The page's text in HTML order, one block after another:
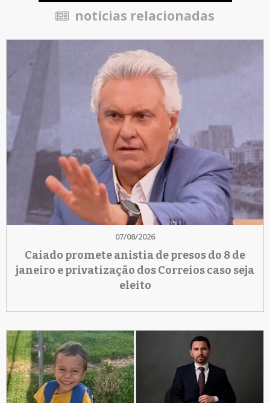
notícias relacionadas
07/08/2026
Caiado promete anistia de presos do 8 de
janeiro e privatização dos Correios caso seja
eleito